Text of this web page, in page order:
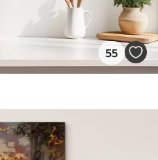
55